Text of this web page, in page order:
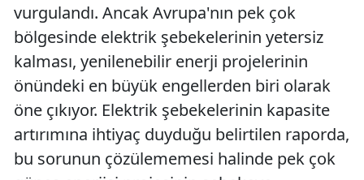
vurgulandı. Ancak Avrupa'nın pek çok
bölgesinde elektrik şebekelerinin yetersiz
kalması, yenilenebilir enerji projelerinin
önündeki en büyük engellerden biri olarak
öne çıkıyor. Elektrik şebekelerinin kapasite
artırımına ihtiyaç duyduğu belirtilen raporda,
bu sorunun çözülememesi halinde pek çok